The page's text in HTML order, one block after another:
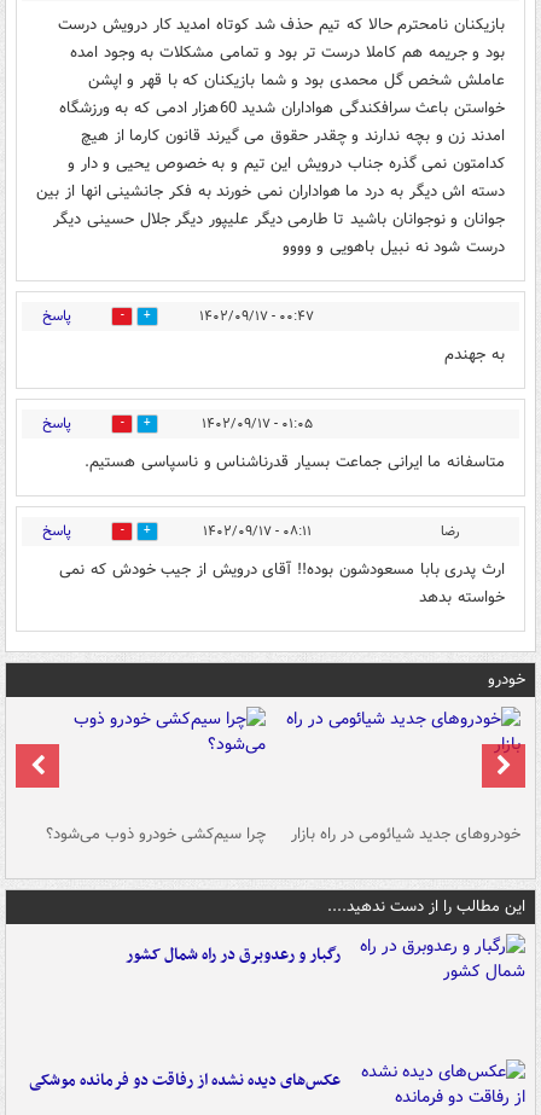
بازیکنان نامحترم حالا که تیم حذف شد کوتاه امدید کار درویش درست
بود و جریمه هم کاملا درست تر بود و تمامی مشکلات به وجود امده
عاملش شخص گل محمدی بود و شما بازیکنان که با قهر و اپشن
خواستن باعث سرافکندگی هواداران شدید 60هزار ادمی که به ورزشگاه
امدند زن و بچه ندارند و چقدر حقوق می گیرند قانون کارما از هیچ
کدامتون نمی گذره جناب درویش این تیم و به خصوص یحیی و دار و
دسته اش دیگر به درد ما هواداران نمی خورند به فکر جانشینی انها از بین
جوانان و نوجوانان باشید تا طارمی دیگر علیپور دیگر جلال حسینی دیگر
درست شود نه نبیل باهویی و وووو
۰۰:۴۷ - ۱۴۰۲/۰۹/۱۷ 0 پاسخ
به جهندم
۰۱:۰۵ - ۱۴۰۲/۰۹/۱۷ 0 پاسخ
متاسفانه ما ایرانی جماعت بسیار قدرناشناس و ناسپاسی هستیم.
رضا ۰۸:۱۱ - ۱۴۰۲/۰۹/۱۷ 0 پاسخ
ارث پدری بابا مسعودشون بوده!! آقای درویش از جیب خودش که نمی
خواسته بدهد
خودرو
خودروهای جدید شیائومی در راه بازار چرا سیم‌کشی خودرو ذوب می‌شود؟
این مطالب را از دست ندهید....
رگبار و رعدوبرق در راه شمال کشور
عکس‌های دیده نشده از رفاقت دو فرمانده‌ موشکی